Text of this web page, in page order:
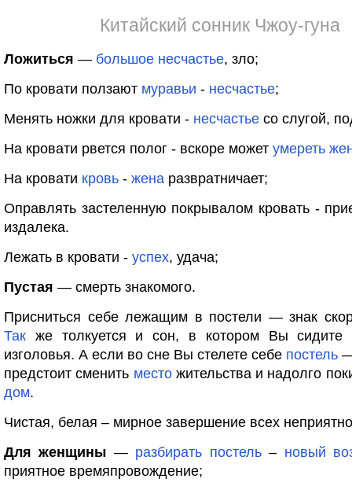
Китайский сонник Чжоу-гуна
Ложиться — большое несчастье, зло;
По кровати ползают муравьи - несчастье;
Менять ножки для кровати - несчастье со слугой,
На кровати рвется полог - вскоре может умереть
На кровати кровь - жена развратничает;
Оправлять застеленную покрывалом кровать -
издалека.
Лежать в кровати - успех, удача;
Пустая — смерть знакомого.
Присниться себе лежащим в постели — знак
Так же толкуется и сон, в котором Вы сидите
изголовья. А если во сне Вы стелете себе постель
предстоит сменить местожительства и надолго
дом.
Чистая, белая – мирное завершение всех
Для женщины — разбирать постель– новый
приятное времяпровождение;